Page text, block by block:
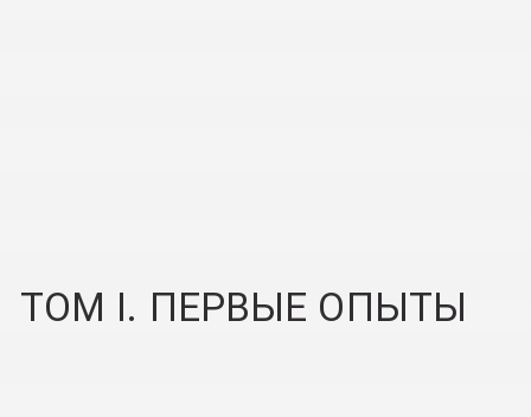
ТОМ I. ПЕРВЫЕ ОПЫТЫ